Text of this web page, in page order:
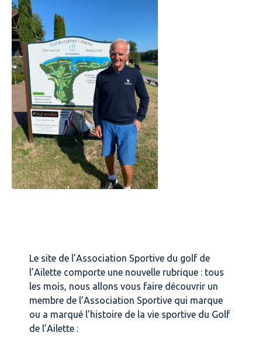
Le site de l’Association Sportive du golf de
l’Ailette comporte une nouvelle rubrique : tous
les mois, nous allons vous faire découvrir un
membre de l’Association Sportive qui marque
ou a marqué l’histoire de la vie sportive du Golf
de l’Ailette :